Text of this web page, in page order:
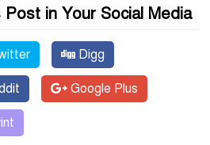
in Your Social Media
Digg
Google Plus